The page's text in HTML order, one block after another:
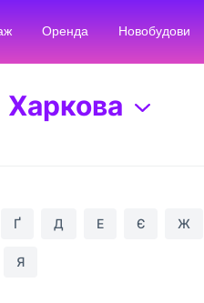
Оренда Новобудови
Харкова
Ґ Д Е Є Ж
Я